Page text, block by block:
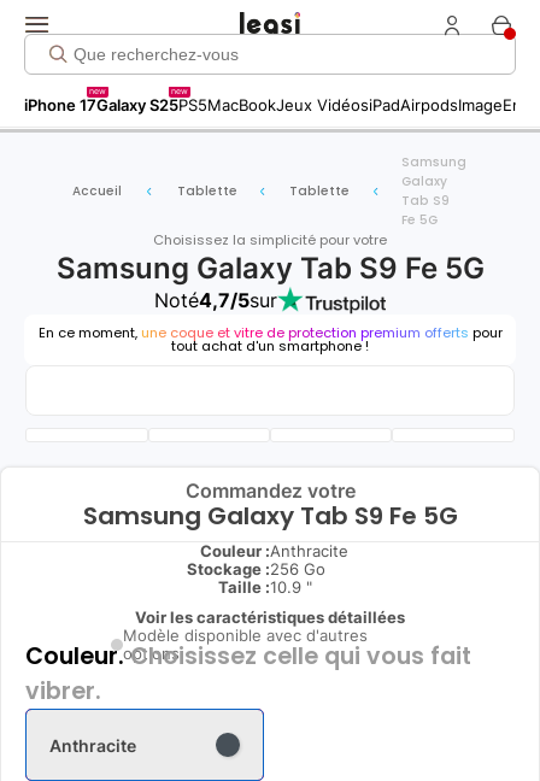
iPhone 17
new
Galaxy S25
new
PS5MacBookJeux VidéosiPadAirpodsImage
Accueil Tablette Tablette
Samsung
Galaxy
Tab S9
Fe 5G
Choisissez la simplicité pour votre
Samsung Galaxy Tab S9 Fe 5G
Noté4,7/5sur
En ce moment, une coque et vitre de protection premium offerts pour
tout achat d'un smartphone !
Commandez votre
Samsung Galaxy Tab S9 Fe 5G
Couleur :Anthracite
Stockage :256 Go
Taille :10.9 "
Voir les caractéristiques détaillées
Modèle disponible avec d'autres
options
Couleur.Choisissez celle qui vous fait
vibrer.
Anthracite